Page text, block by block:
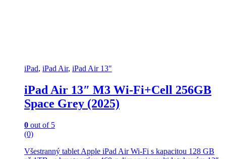
iPad, iPad Air, iPad Air 13"
iPad Air 13″ M3 Wi-Fi+Cell 256GB
Space Grey (2025)
0 out of 5
(0)
Všestranný tablet Apple iPad Air Wi-Fi s kapacitou 128 GB